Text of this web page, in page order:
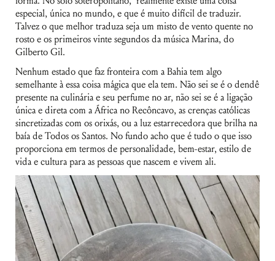
especial, única no mundo, e que é muito difícil de traduzir.
Talvez o que melhor traduza seja um misto de vento quente no
rosto e os primeiros vinte segundos da música Marina, do
Gilberto Gil.
Nenhum estado que faz fronteira com a Bahia tem algo
semelhante à essa coisa mágica que ela tem. Não sei se é o dendê
presente na culinária e seu perfume no ar, não sei se é a ligação
única e direta com a África no Recôncavo, as crenças católicas
sincretizadas com os orixás, ou a luz estarrecedora que brilha na
baía de Todos os Santos. No fundo acho que é tudo o que isso
proporciona em termos de personalidade, bem-estar, estilo de
vida e cultura para as pessoas que nascem e vivem ali.